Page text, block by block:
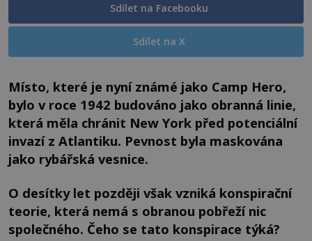
Sdílet na Facebooku
Sdílet na X
Místo, které je nyní známé jako Camp Hero,
bylo v roce 1942 budováno jako obranná linie,
která měla chránit New York před potenciální
invazí z Atlantiku. Pevnost byla maskována
jako rybářská vesnice.
O desítky let později však vzniká konspirační
teorie, která nemá s obranou pobřeží nic
společného. Čeho se tato konspirace týká?